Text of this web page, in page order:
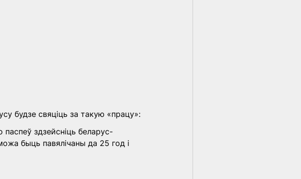
будзе свяціць за такую «працу»:
паспеў здзейсніць беларус-
быць павялічаны да 25 год і